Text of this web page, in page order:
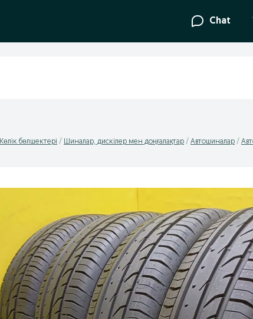
Chat
Көлік бөлшектері Шиналар, дискілер мен доңғалақтар Автошиналар